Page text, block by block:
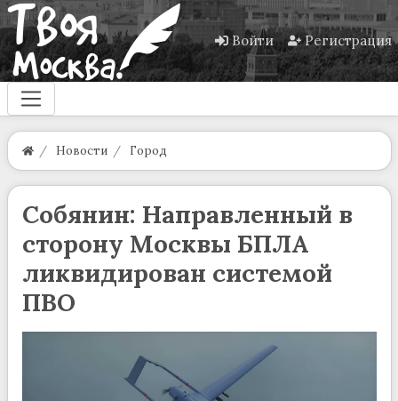
Войти Регистрация
Новости Город
Собянин: Направленный в
сторону Москвы БПЛА
ликвидирован системой
ПВО